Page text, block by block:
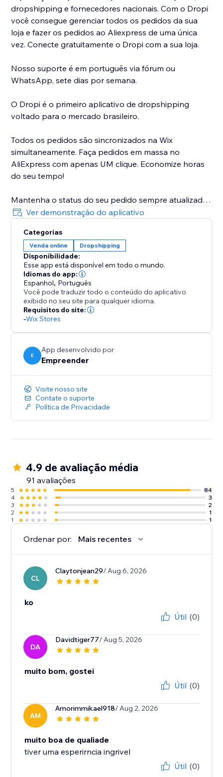
dropshipping e fornecedores nacionais. Com o Dropi
você consegue gerenciar todos os pedidos da sua
loja e fazer os pedidos ao Aliexpress de uma única
vez. Conecte gratuitamente o Dropi com a sua loja.
Nosso suporte é em português via fórum ou
WhatsApp, sete dias por semana.
O Dropi é o primeiro aplicativo de dropshipping
voltado para o mercado brasileiro.
Todos os pedidos são sincronizados na Wix
simultaneamente. Faça pedidos em massa no
AliExpress com apenas UM clique. Economize horas
do seu tempo!
Mantenha o status do seu pedido sempre atualizado
de forma automática.
A integração com o Google Translate permite que
você traduza o texto dos produtos de forma
automática.
Envie uma mensagem automática para o fornecedor
informando que sua loja trabalha com Dropshipping.
Isso pode evitar problemas antes que eles ocorram.
Receba um alerta a cada alteração de preço dos seus
Sincronize o estoque do fornecedor com a sua loja de
O Dropi sincroniza automaticamente o código de
Ver demonstração do aplicativo
Categorias
Venda online Dropshipping
Disponibilidade:
Esse app está disponível em todo o mundo.
Idiomas do app:
Espanhol, Português
Você pode traduzir todo o conteúdo do aplicativo
exibido no seu site para qualquer idioma.
Requisitos do site:
-Wix Stores
E
App desenvolvido por
Empreender
Visite nosso site
Contate o suporte
Política de Privacidade
4.9 de avaliação média
91 avaliações
5
84
4
3
3
2
2
1
1
1
Ordenar por: Mais recentes
CL
Claytonjean29/ Aug 6, 2026
ko
Útil (0)
DA
Davidtiger77/ Aug 5, 2026
muito bom, gostei
Útil (0)
AM
Amorimmikael918/ Aug 2, 2026
muito boa de qualiade
tiver uma esperirncia ingrivel
Útil (0)